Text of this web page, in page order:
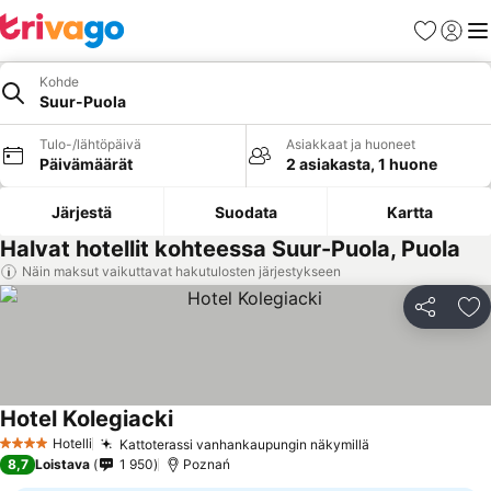
Suosikit
Kohde
Suur-Puola
Tulo-/lähtöpäivä
Päivämäärät
Asiakkaat ja huoneet
2 asiakasta, 1 huone
Järjestä Suodata Kartta
Halvat hotellit kohteessa Suur-Puola, Puola
Näin maksut vaikuttavat hakutulosten järjestykseen
Jaa
4 Tähtiluokitus
Hotelli Kattoterassi vanhankaupungin näkymillä
Hotel KolegiackiKatso hinnat
8,7 Loistava 1 950 Poznań